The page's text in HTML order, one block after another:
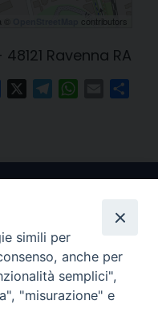
© contributors
Ravenna RA
FacebookTelegram
WhatsApp
Email
Cervia
simili per
anche per
semplici",
"misurazione" e